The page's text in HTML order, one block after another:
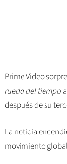
Prime Video
rueda del tiempo
después de su
La noticia
movimiento